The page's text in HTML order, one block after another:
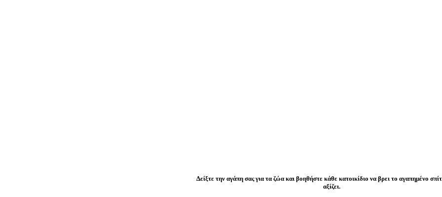
Δείξτε την αγάπη σας για τα ζώα και βοηθήστε κάθε κατοικίδιο να βρει το αγαπημένο
αξίζει.